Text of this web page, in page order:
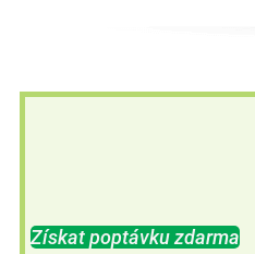
Získat poptávku zdarma